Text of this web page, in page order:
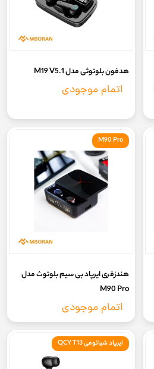
هدفون بلوتوثی مدل M19 V5.1
اتمام موجودی
هندزفری ایرپاد بی سیم بلوتوث مدل
M90 Pro
اتمام موجودی
M90 Pro
ایرپاد شیائومی QCY T13